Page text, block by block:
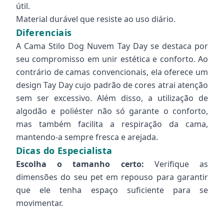
útil.
Material durável que resiste ao uso diário.
Diferenciais
A Cama Stilo Dog Nuvem Tay Day se destaca por
seu compromisso em unir estética e conforto. Ao
contrário de camas convencionais, ela oferece um
design Tay Day cujo padrão de cores atrai atenção
sem ser excessivo. Além disso, a utilização de
algodão e poliéster não só garante o conforto,
mas também facilita a respiração da cama,
mantendo-a sempre fresca e arejada.
Dicas do Especialista
Escolha o tamanho certo: Verifique as
dimensões do seu pet em repouso para garantir
que ele tenha espaço suficiente para se
movimentar.